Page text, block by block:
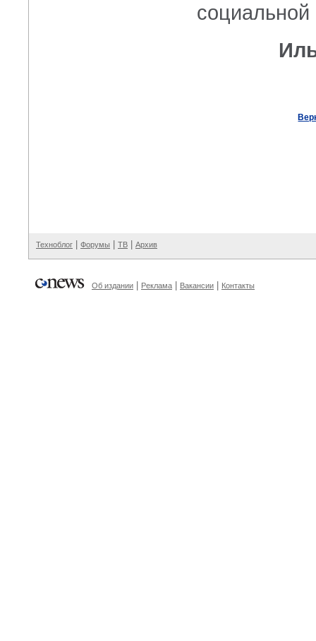
Техноблог Форумы ТВ Архив
Об издании Реклама Вакансии Контакты